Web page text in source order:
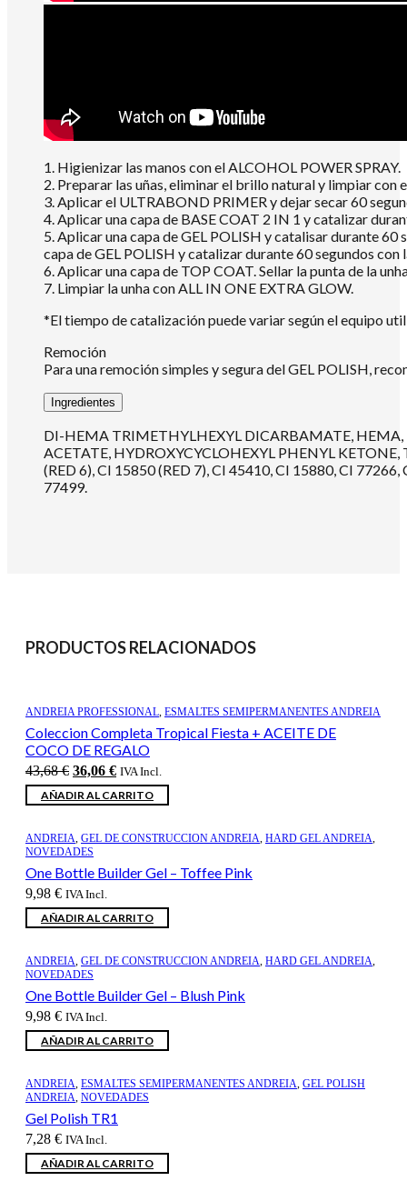
1. Higienizar las manos con el ALCOHOL POWER SPRAY.
2. Preparar las uñas, eliminar el brillo natural y limpiar con
3. Aplicar el ULTRABOND PRIMER y dejar secar 60
4. Aplicar una capa de BASE COAT 2 IN 1 y catalizar
5. Aplicar una capa de GEL POLISH y catalisar durante
capa de GEL POLISH y catalizar durante 60 segundos
6. Aplicar una capa de TOP COAT. Sellar la punta de la
7. Limpiar la unha con ALL IN ONE EXTRA GLOW.
*El tiempo de catalización puede variar según el equipo
Remoción
Para una remoción simples y segura del GEL POLISH,
Ingredientes
DI-HEMA TRIMETHYLHEXYL DICARBAMATE, HEMA,
ACETATE, HYDROXYCYCLOHEXYL PHENYL
(RED 6), CI 15850 (RED 7), CI 45410, CI 15880, CI
77499.
PRODUCTOS RELACIONADOS
ANDREIA PROFESSIONAL, ESMALTES SEMIPERMANENTES ANDREIA
Coleccion Completa Tropical Fiesta + ACEITE DE
COCO DE REGALO
43,68€ El
precio
original
43,68 €.
36,06 €El
precio
actual
36,06 €.
IVA Incl.
AÑADIR AL CARRITO
ANDREIA, GEL DE CONSTRUCCION ANDREIA, HARD GEL ANDREIA,
NOVEDADES
One Bottle Builder Gel – Toffee Pink
9,98 € IVA Incl.
AÑADIR AL CARRITO
ANDREIA, GEL DE CONSTRUCCION ANDREIA, HARD GEL ANDREIA,
NOVEDADES
One Bottle Builder Gel – Blush Pink
9,98 € IVA Incl.
AÑADIR AL CARRITO
ANDREIA, ESMALTES SEMIPERMANENTES ANDREIA, GEL POLISH
ANDREIA, NOVEDADES
Gel Polish TR1
7,28 € IVA Incl.
AÑADIR AL CARRITO